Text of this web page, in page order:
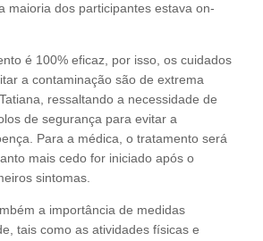
maioria dos participantes estava on-
é 100% eficaz, por isso, os cuidados
a contaminação são de extrema
ressaltando a necessidade de
de segurança para evitar a
Para a médica, o tratamento será
mais cedo for iniciado após o
sintomas.
a importância de medidas
tais como as atividades físicas e